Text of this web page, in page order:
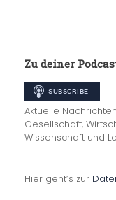
Zu deiner
Aktuelle
Gesellschaft,
Wissenschaft und
Hier geht’s zur